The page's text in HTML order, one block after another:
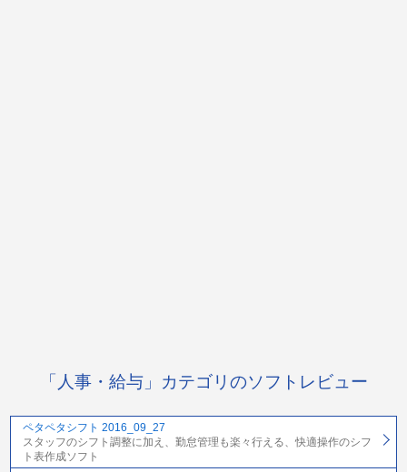
「人事・給与」カテゴリのソフトレビュー
ペタペタシフト 2016_09_27
スタッフのシフト調整に加え、勤怠管理も楽々行える、快適操作のシフ
ト表作成ソフト